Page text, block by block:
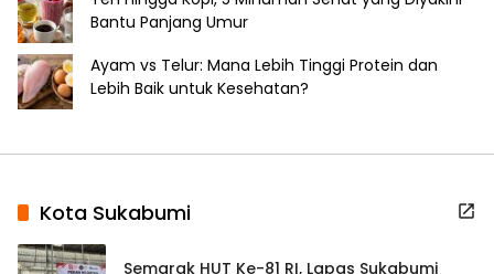
Bantu Panjang Umur
Ayam vs Telur: Mana Lebih Tinggi Protein dan
Lebih Baik untuk Kesehatan?
Kota Sukabumi
Semarak HUT Ke-81 RI, Lapas Sukabumi